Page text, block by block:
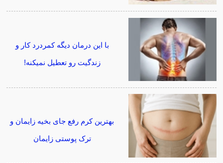
با این درمان دیگه کمردرد کار و
زندگیت رو تعطیل نمیکنه!
بهترین کرم رفع جای بخیه زایمان و
ترک پوستی زایمان